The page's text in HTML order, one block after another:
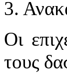
3.
Οι
τους